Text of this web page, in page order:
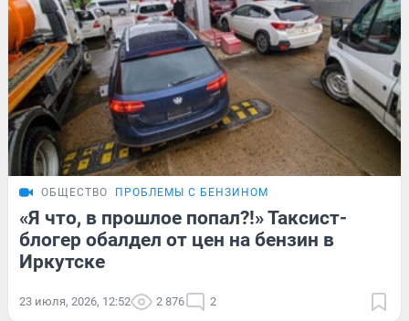
ОБЩЕСТВО ПРОБЛЕМЫ С БЕНЗИНОМ
«Я что, в прошлое попал?!» Таксист-
блогер обалдел от цен на бензин в
Иркутске
23 июля, 2026, 12:52 2 876 2